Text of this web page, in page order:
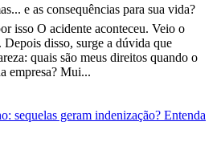
e as consequências para sua vida?
isso O acidente aconteceu. Veio o
Depois disso, surge a dúvida que
quais são meus direitos quando o
empresa? Mui...
sequelas geram indenização? Entenda